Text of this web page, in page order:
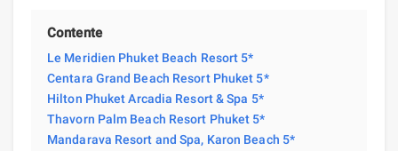
Contente
Le Meridien Phuket Beach Resort 5*
Centara Grand Beach Resort Phuket 5*
Hilton Phuket Arcadia Resort & Spa 5*
Thavorn Palm Beach Resort Phuket 5*
Mandarava Resort and Spa, Karon Beach 5*